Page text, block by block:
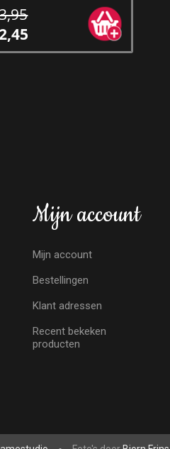
Mijn account
Mijn account
Bestellingen
Klant adressen
Recent bekeken
producten